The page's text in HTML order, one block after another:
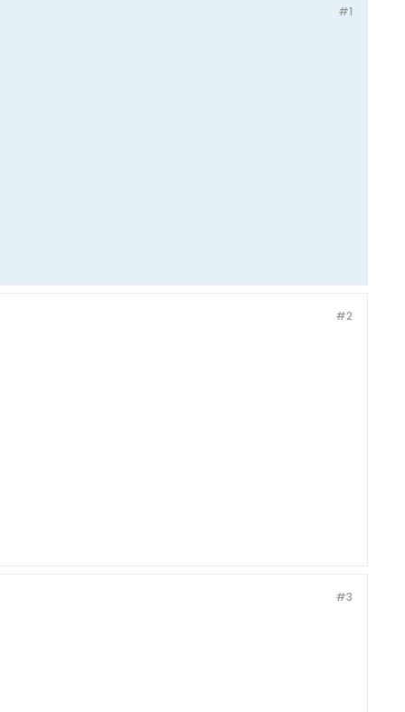
#1
#2
#3